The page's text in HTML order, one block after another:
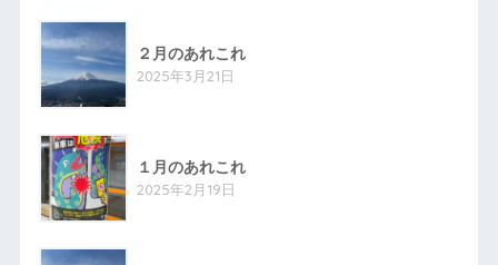
２月のあれこれ
2025年3月21日
１月のあれこれ
2025年2月19日